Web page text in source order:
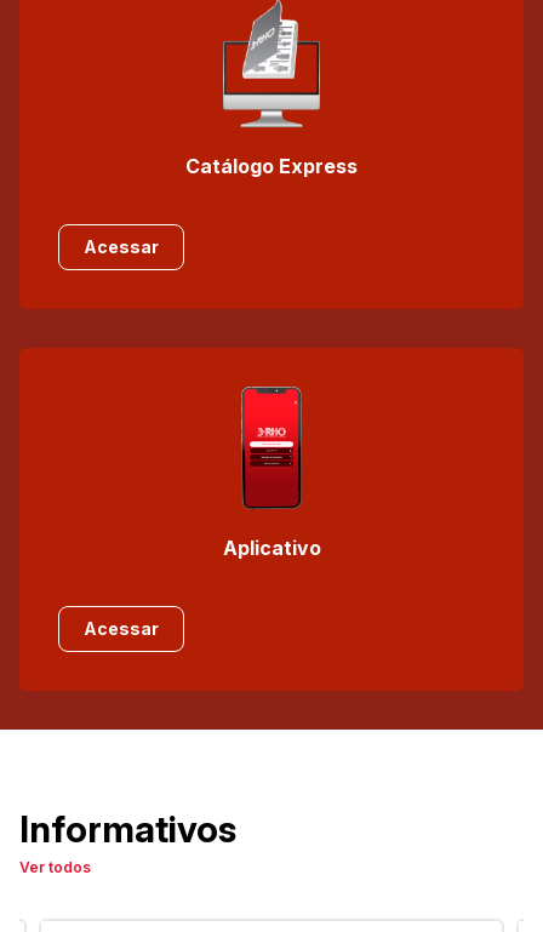
Catálogo Express
Acessar
Aplicativo
Acessar
Informativos
Ver todos